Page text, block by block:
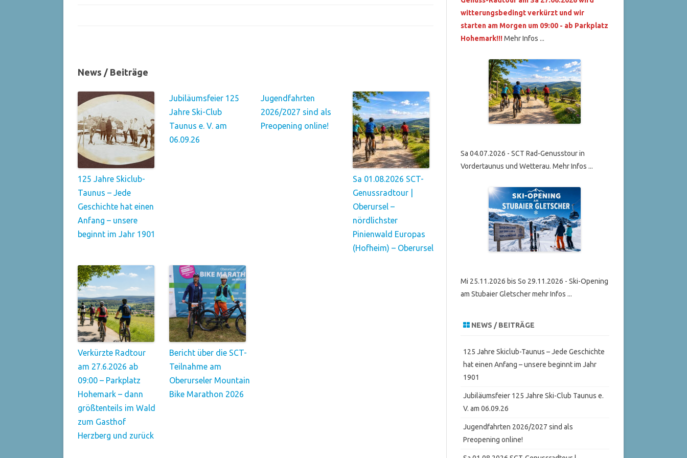
News / Beiträge
125 Jahre Skiclub-
Taunus – Jede
Geschichte hat einen
Anfang – unsere
beginnt im Jahr 1901
Jubiläumsfeier 125
Jahre Ski-Club
Taunus e. V. am
06.09.26
Jugendfahrten
2026/2027 sind als
Preopening online!
Sa 01.08.2026 SCT-
Genussradtour |
Oberursel –
nördlichster
Pinienwald Europas
(Hofheim) – Oberursel
Verkürzte Radtour
am 27.6.2026 ab
09:00 – Parkplatz
Hohemark – dann
größtenteils im Wald
zum Gasthof
Herzberg und zurück
Bericht über die SCT-
Teilnahme am
Oberurseler Mountain
Bike Marathon 2026
witterungsbedingt verkürzt und wir
starten am Morgen um 09:00 - ab Parkplatz
Hohemark!!!Mehr Infos ...
Sa 04.07.2026 - SCT Rad-Genusstour in
Vordertaunus und Wetterau. Mehr Infos ...
Mi 25.11.2026 bis So 29.11.2026 - Ski-Opening
am Stubaier Gletscher mehr Infos ...
NEWS / BEITRÄGE
125 Jahre Skiclub-Taunus – Jede Geschichte
hat einen Anfang – unsere beginnt im Jahr
1901
Jubiläumsfeier 125 Jahre Ski-Club Taunus e.
V. am 06.09.26
Jugendfahrten 2026/2027 sind als
Preopening online!